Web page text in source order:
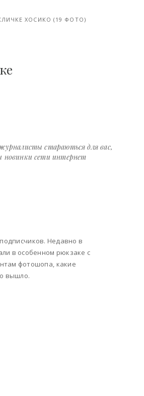
ХОСИКО (19 ФОТО)
стараються для вас,
новинки сети интернет
Недавно в
в особенном рюкзаке с
фотошопа, какие
вышло.